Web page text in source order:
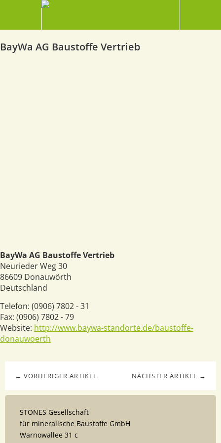
BayWa AG Baustoffe Vertrieb
BayWa AG Baustoffe Vertrieb
Neurieder Weg 30
86609 Donauwörth
Deutschland
Telefon: (0906) 7802 - 31
Fax: (0906) 7802 - 79
Website: http://www.baywa-standorte.de/baustoffe-
donauwoerth
NÄCHSTER ARTIKEL →
← VORHERIGER ARTIKEL
STONES Gesellschaft
für mineralische Baustoffe GmbH
Warnowallee 31 c